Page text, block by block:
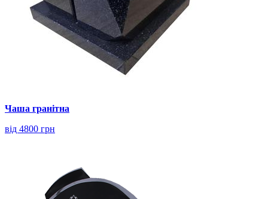
Чаша гранітна
від 4800 грн